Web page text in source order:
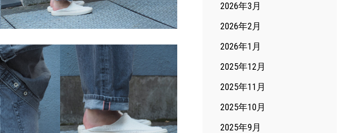
2026年3月
2026年2月
2026年1月
2025年12月
2025年11月
2025年10月
2025年9月